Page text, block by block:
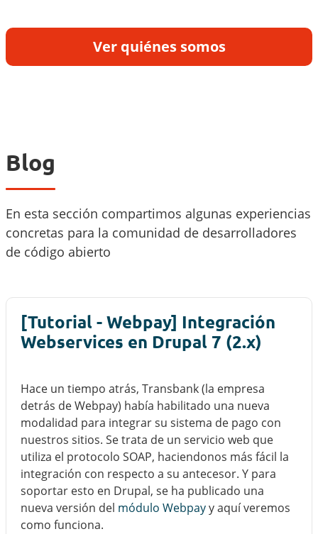
Ver quiénes somos
Blog
En esta sección compartimos algunas experiencias
concretas para la comunidad de desarrolladores
de código abierto
[Tutorial - Webpay] Integración
Webservices en Drupal 7 (2.x)
Hace un tiempo atrás, Transbank (la empresa
detrás de Webpay) había habilitado una nueva
modalidad para integrar su sistema de pago con
nuestros sitios. Se trata de un servicio web que
utiliza el protocolo SOAP, haciendonos más fácil la
integración con respecto a su antecesor. Y para
soportar esto en Drupal, se ha publicado una
nueva versión del módulo Webpayy aquí veremos
como funciona.